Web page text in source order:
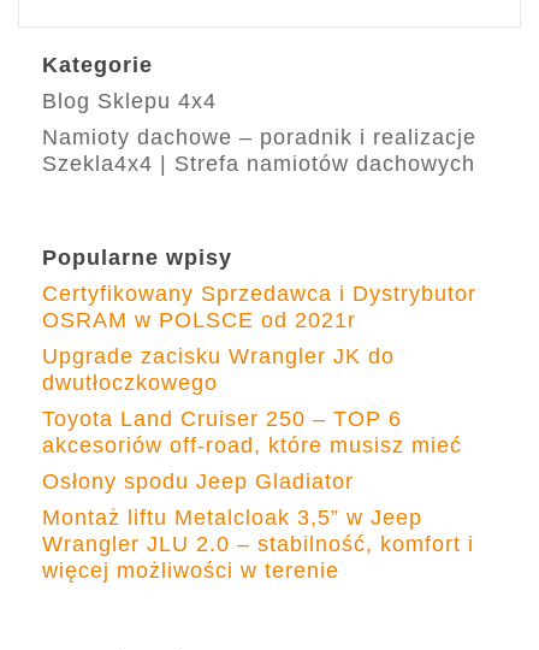
Kategorie
Blog Sklepu 4x4
Namioty dachowe – poradnik i realizacje
Szekla4x4 | Strefa namiotów dachowych
Popularne wpisy
Certyfikowany Sprzedawca i Dystrybutor
OSRAM w POLSCE od 2021r
Upgrade zacisku Wrangler JK do
dwutłoczkowego
Toyota Land Cruiser 250 – TOP 6
akcesoriów off-road, które musisz mieć
Osłony spodu Jeep Gladiator
Montaż liftu Metalcloak 3,5” w Jeep
Wrangler JLU 2.0 – stabilność, komfort i
więcej możliwości w terenie